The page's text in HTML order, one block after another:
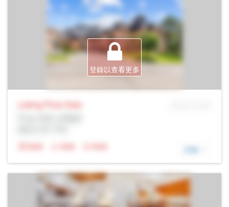
登錄以查看更多
Listing Price Sale
N/A
N/A N/A 詳細